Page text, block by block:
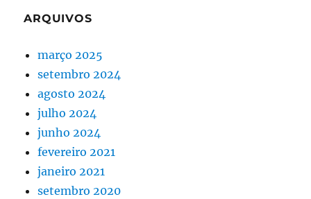
ARQUIVOS
março 2025
setembro 2024
agosto 2024
julho 2024
junho 2024
fevereiro 2021
janeiro 2021
setembro 2020